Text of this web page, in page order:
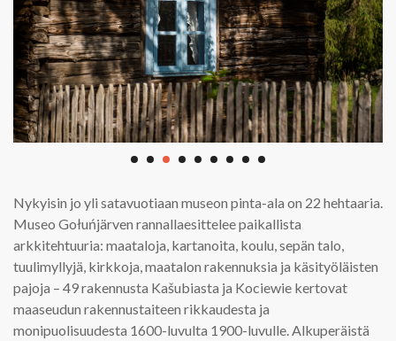
Nykyisin jo yli satavuotiaan museon pinta-ala on 22 hehtaaria.
Museo Gołuńjärven rannallaesittelee paikallista
arkkitehtuuria: maataloja, kartanoita, koulu, sepän talo,
tuulimyllyjä, kirkkoja, maatalon rakennuksia ja käsityöläisten
pajoja – 49 rakennusta Kašubiasta ja Kociewie kertovat
maaseudun rakennustaiteen rikkaudesta ja
monipuolisuudesta 1600-luvulta 1900-luvulle. Alkuperäistä